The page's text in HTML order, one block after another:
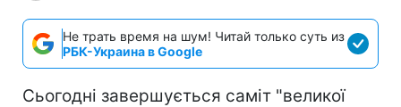
Не трать время на шум! Читай только суть из
РБК-Украина в Google
Сьогодні завершується саміт "великої